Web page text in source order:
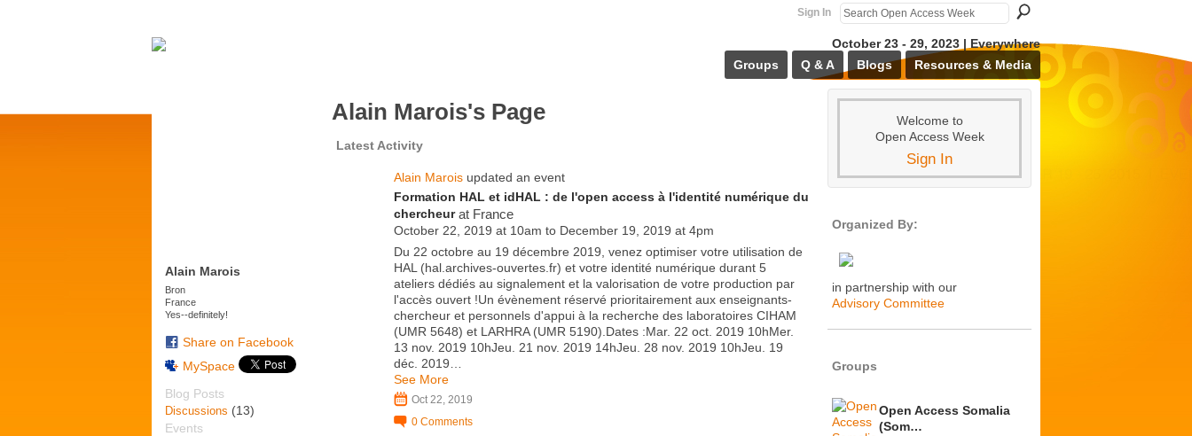
Sign In
October 23 - 29, 2023 | Everywhere
Groups
Q & A Blogs Resources & Media
Alain Marois
Bron
France
Yes--definitely!
Share on Facebook
MySpace
Blog Posts
Discussions (13)
Events
Alain Marois's Page
Latest Activity
Alain Marois updated an event
Formation HAL et idHAL : de l'open access à l'identité numérique du
chercheurat France
October 22, 2019 at 10am to December 19, 2019 at 4pm
Du 22 octobre au 19 décembre 2019, venez optimiser votre utilisation de
HAL (hal.archives-ouvertes.fr) et votre identité numérique durant 5
ateliers dédiés au signalement et la valorisation de votre production par
l'accès ouvert !Un évènement réservé prioritairement aux enseignants-
chercheur et personnels d'appui à la recherche des laboratoires CIHAM
(UMR 5648) et LARHRA (UMR 5190).Dates :Mar. 22 oct. 2019 10hMer.
13 nov. 2019 10hJeu. 21 nov. 2019 14hJeu. 28 nov. 2019 10hJeu. 19
déc. 2019…
See More
Oct 22, 2019
0 Comments
Welcome to
Open Access Week
Sign In
Organized By:
in partnership with our
Advisory Committee
Groups
Open Access Somalia
(Som…